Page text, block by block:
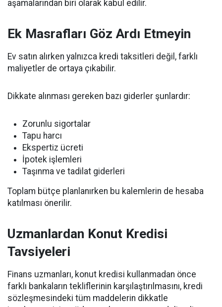
aşamalarından biri olarak kabul edilir.
Ek Masrafları Göz Ardı Etmeyin
Ev satın alırken yalnızca kredi taksitleri değil, farklı
maliyetler de ortaya çıkabilir.
Dikkate alınması gereken bazı giderler şunlardır:
Zorunlu sigortalar
Tapu harcı
Ekspertiz ücreti
İpotek işlemleri
Taşınma ve tadilat giderleri
Toplam bütçe planlanırken bu kalemlerin de hesaba
katılması önerilir.
Uzmanlardan Konut Kredisi
Tavsiyeleri
Finans uzmanları, konut kredisi kullanmadan önce
farklı bankaların tekliflerinin karşılaştırılmasını, kredi
sözleşmesindeki tüm maddelerin dikkatle